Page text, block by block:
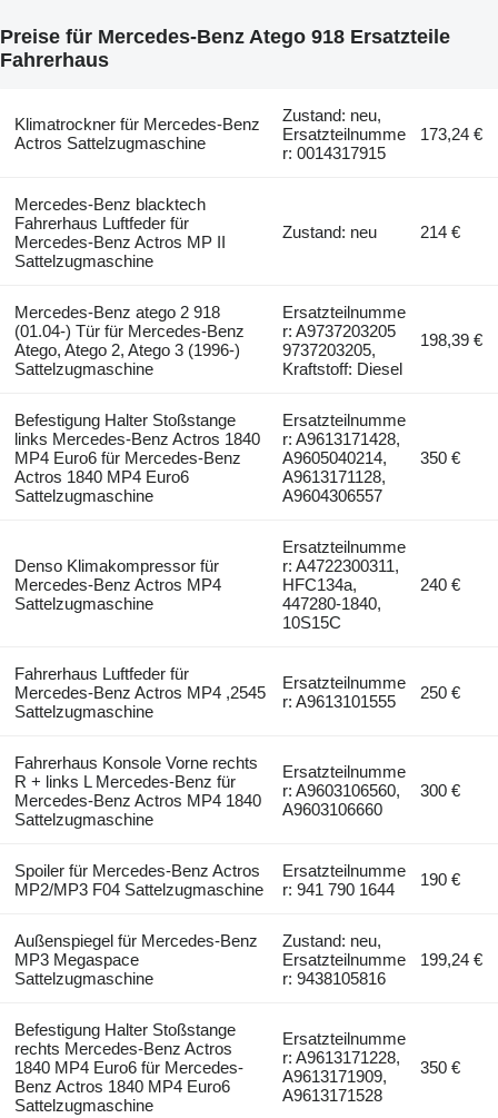
Preise für Mercedes-Benz Atego 918 Ersatzteile
Fahrerhaus
Klimatrockner für Mercedes-Benz
Actros Sattelzugmaschine
Zustand: neu,
Ersatzteilnumme
r: 0014317915
173,24 €
Mercedes-Benz blacktech
Fahrerhaus Luftfeder für
Mercedes-Benz Actros MP II
Sattelzugmaschine
Zustand: neu 214 €
Mercedes-Benz atego 2 918
(01.04-) Tür für Mercedes-Benz
Atego, Atego 2, Atego 3 (1996-)
Sattelzugmaschine
Ersatzteilnumme
r: A9737203205
9737203205,
Kraftstoff: Diesel
198,39 €
Befestigung Halter Stoßstange
links Mercedes-Benz Actros 1840
MP4 Euro6 für Mercedes-Benz
Actros 1840 MP4 Euro6
Sattelzugmaschine
Ersatzteilnumme
r: A9613171428,
A9605040214,
A9613171128,
A9604306557
350 €
Denso Klimakompressor für
Mercedes-Benz Actros MP4
Sattelzugmaschine
Ersatzteilnumme
r: A4722300311,
HFC134a,
447280-1840,
10S15C
240 €
Fahrerhaus Luftfeder für
Mercedes-Benz Actros MP4 ,2545
Sattelzugmaschine
Ersatzteilnumme
r: A9613101555
250 €
Fahrerhaus Konsole Vorne rechts
R + links L Mercedes-Benz für
Mercedes-Benz Actros MP4 1840
Sattelzugmaschine
Ersatzteilnumme
r: A9603106560,
A9603106660
300 €
Spoiler für Mercedes-Benz Actros
MP2/MP3 F04 Sattelzugmaschine
Ersatzteilnumme
r: 941 790 1644
190 €
Außenspiegel für Mercedes-Benz
MP3 Megaspace
Sattelzugmaschine
Zustand: neu,
Ersatzteilnumme
r: 9438105816
199,24 €
Befestigung Halter Stoßstange
rechts Mercedes-Benz Actros
1840 MP4 Euro6 für Mercedes-
Benz Actros 1840 MP4 Euro6
Sattelzugmaschine
Ersatzteilnumme
r: A9613171228,
A9613171909,
A9613171528
350 €